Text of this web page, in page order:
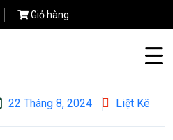
Giỏ hàng
22 Tháng 8, 2024 Liệt Kê